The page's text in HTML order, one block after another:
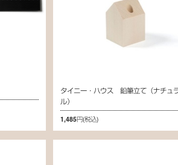
タイニー・ハウス 鉛筆立て（ナチュ
ル）
1,485円(税込)